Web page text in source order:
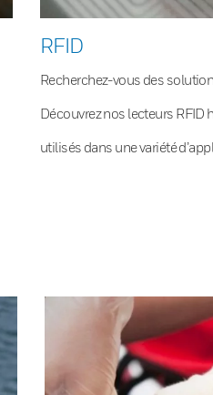
RFID
Recherchez-vous des
Découvrez nos lecteurs RFID
utilisés dans une variété